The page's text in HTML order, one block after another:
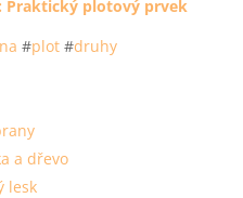
Praktický plotový prvek
#plot#druhy
a dřevo
lesk